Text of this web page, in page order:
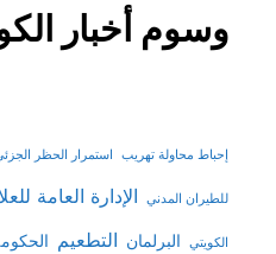
وسوم أخبار
إحباط محاولة تهريب استمرار الحظر
للطيران المدني الإدارة العامة
الكويتي البرلمان التطعيم